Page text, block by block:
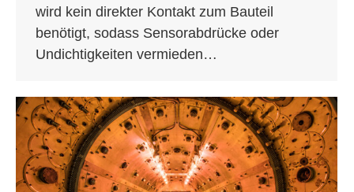
wird kein direkter Kontakt zum Bauteil
benötigt, sodass Sensorabdrücke oder
Undichtigkeiten vermieden…